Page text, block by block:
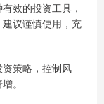
效的投资工具，
议谨慎使用，充
策略，控制风
。